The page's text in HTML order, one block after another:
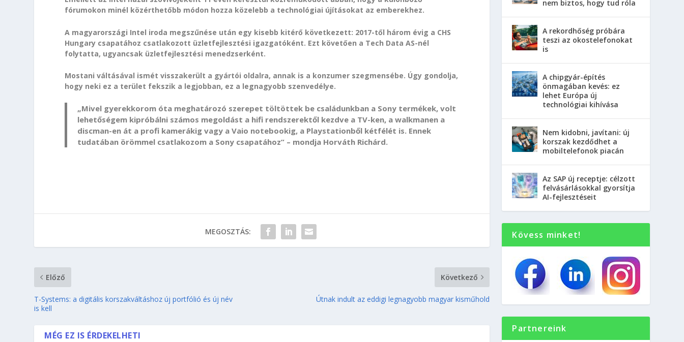
fórumokon minél közérthetőbb módon hozza közelebb a technológiai újításokat az emberekhez.
A magyarországi Intel iroda megszűnése után egy kisebb kitérő következett: 2017-től három évig a CHS
Hungary csapatához csatlakozott üzletfejlesztési igazgatóként. Ezt követően a Tech Data AS-nél
folytatta, ugyancsak üzletfejlesztési menedzserként.
Mostani váltásával ismét visszakerült a gyártói oldalra, annak is a konzumer szegmensébe. Úgy gondolja,
hogy neki ez a terület fekszik a legjobban, ez a legnagyobb szenvedélye.
„Mivel gyerekkorom óta meghatározó szerepet töltöttek be családunkban a Sony termékek, volt
lehetőségem kipróbálni számos megoldást a hifi rendszerektől kezdve a TV-ken, a walkmanen a
discman-en át a profi kamerákig vagy a Vaio notebookig, a Playstationből kétfélét is. Ennek
tudatában örömmel csatlakozom a Sony csapatához” – mondja Horváth Richárd.
MEGOSZTÁS:
Előző
T-Systems: a digitális korszakváltáshoz új portfólió és új név
is kell
Következő
Útnak indult az eddigi legnagyobb magyar kisműhold
MÉG EZ IS ÉRDEKELHETI
nem biztos, hogy tud róla
A rekordhőség próbára
teszi az okostelefonokat
is
A chipgyár-építés
önmagában kevés: ez
lehet Európa új
technológiai kihívása
Nem kidobni, javítani: új
korszak kezdődhet a
mobiltelefonok piacán
Az SAP új receptje: célzott
felvásárlásokkal gyorsítja
AI-fejlesztéseit
Kövess minket!
Partnereink